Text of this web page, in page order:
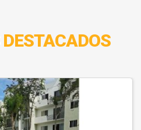
DESTACADOS